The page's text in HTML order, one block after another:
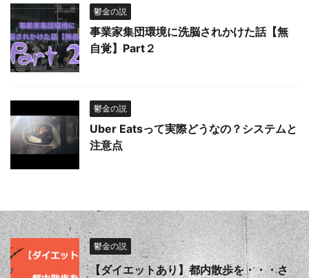
鬱金の説
事業家集団環境に洗脳されかけた話【無
自覚】Part２
鬱金の説
Uber Eatsって実際どうなの？システムと
注意点
鬱金の説
【ダイエットあり】都内散歩を・・・さ